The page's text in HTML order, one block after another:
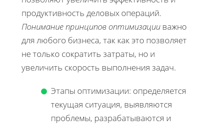
продуктивность деловых операций.
Понимание принципов оптимизации важно
для любого бизнеса, так как это позволяет
не только сократить затраты, но и
увеличить скорость выполнения задач.
Этапы оптимизации: определяется
текущая ситуация, выявляются
проблемы, разрабатываются и